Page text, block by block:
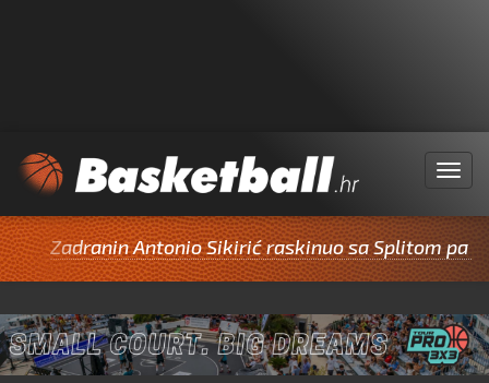
Menu
Zadranin Antonio Sikirić raskinuo sa Splitom pa